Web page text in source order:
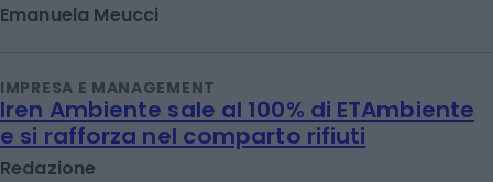
Emanuela Meucci
IMPRESA E MANAGEMENT
Iren Ambiente sale al 100% di ETAmbiente
e si rafforza nel comparto rifiuti
Redazione